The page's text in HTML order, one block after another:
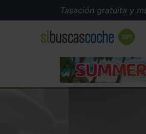
Tasación gratuita y